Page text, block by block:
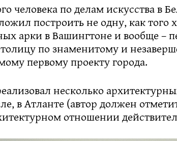
человека по делам искусства в
построить не одну, как того
арки в Вашингтоне и вообще –
по знаменитому и
первому проекту города.
несколько
в Атланте (автор должен
отношении